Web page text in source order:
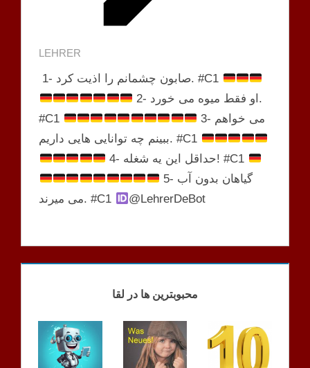
LEHRER
1- صابون چشمانم را اذیت کرد. #C1
2- او فقط میوه می خورد.
#C1
3- می خواهم
ببینم چه توانایی هایی داریم. #C1
4- حداقل این یه شغله! #C1
5- گیاهان بدون آب
می میرند. #C1
@LehrerDeBot
محبوبترین ها در لقا